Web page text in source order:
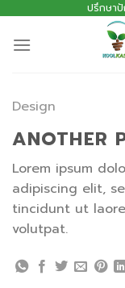
ปรึกษา
Design
ANOTHER
Lorem ipsum
adipiscing elit,
tincidunt ut
volutpat.